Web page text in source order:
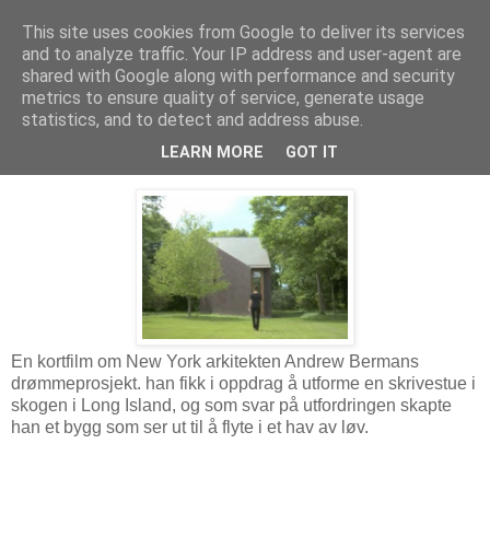
Arkitektur & Miljøteknologi
11 juni 2010
Private Library
En kortfilm om New York arkitekten Andrew Bermans
drømmeprosjekt. han fikk i oppdrag å utforme en skrivestue i
skogen i Long Island, og som svar på utfordringen skapte
han et bygg som ser ut til å flyte i et hav av løv.
This site uses cookies from Google to deliver its services
and to analyze traffic. Your IP address and user-agent are
shared with Google along with performance and security
metrics to ensure quality of service, generate usage
statistics, and to detect and address abuse.
LEARN MORE GOT IT